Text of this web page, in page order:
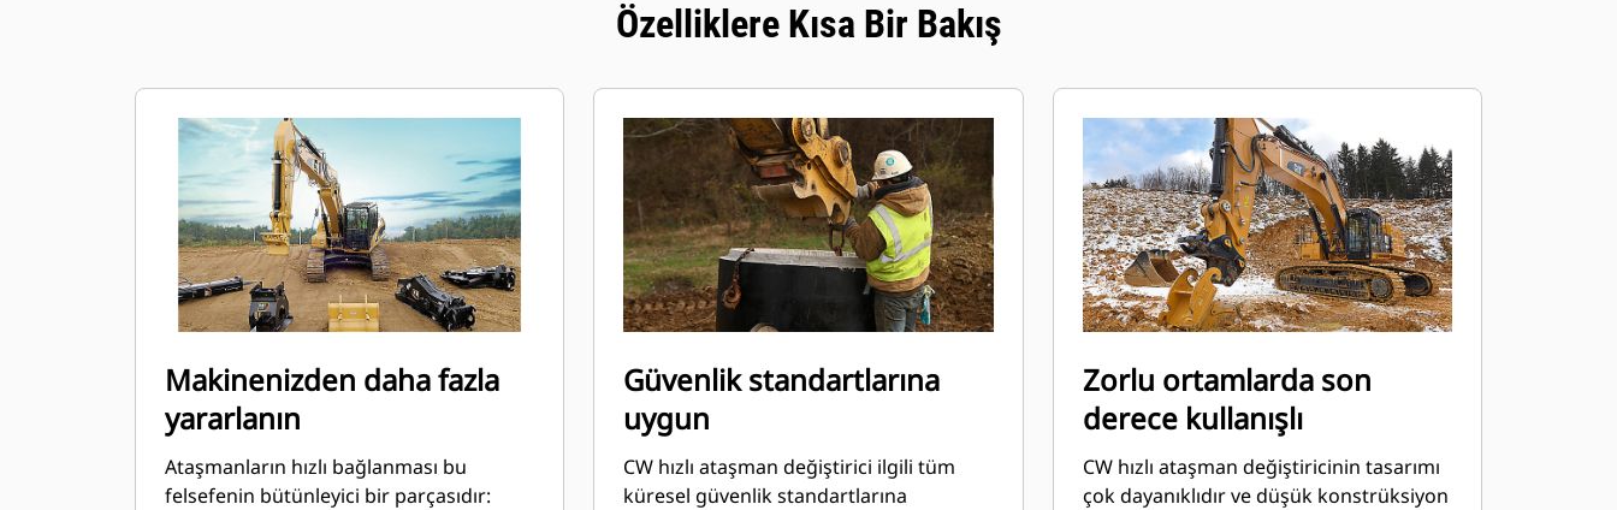
Özelliklere Kısa Bir Bakış
Makinenizden daha fazla
yararlanın
Ataşmanların hızlı bağlanması bu
felsefenin bütünleyici bir parçasıdır:
Güvenlik standartlarına
uygun
CW hızlı ataşman değiştirici ilgili tüm
küresel güvenlik standartlarına
Zorlu ortamlarda son
derece kullanışlı
CW hızlı ataşman değiştiricinin tasarımı
çok dayanıklıdır ve düşük konstrüksiyon